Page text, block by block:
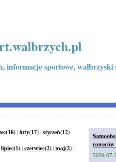
informacje sportowe, wałbrzyski
|luty(17)|styczeń(12)
lipiec(1)|czerwiec(2)|maj(2)|
rowerów
2026-07-